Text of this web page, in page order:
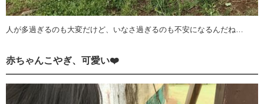
人が多過ぎるのも大変だけど、いなさ過ぎるのも不安になるんだね…
赤ちゃんこやぎ、可愛い❤️